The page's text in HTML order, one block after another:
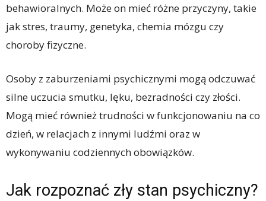
behawioralnych. Może on mieć różne przyczyny, takie
jak stres, traumy, genetyka, chemia mózgu czy
choroby fizyczne.
Osoby z zaburzeniami psychicznymi mogą odczuwać
silne uczucia smutku, lęku, bezradności czy złości.
Mogą mieć również trudności w funkcjonowaniu na co
dzień, w relacjach z innymi ludźmi oraz w
wykonywaniu codziennych obowiązków.
Jak rozpoznać zły stan psychiczny?